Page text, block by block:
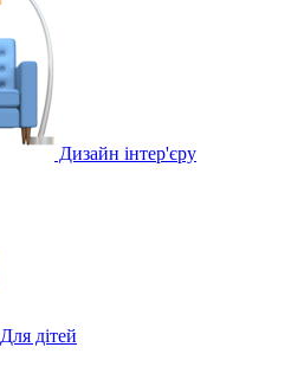
Дизайн інтер'єру
Для дітей